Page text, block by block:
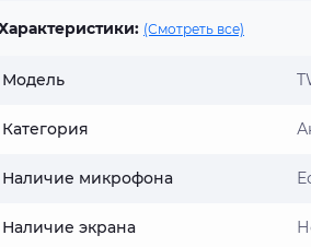
(Смотреть все)
Модель
Категория
Наличие микрофона
Наличие экрана